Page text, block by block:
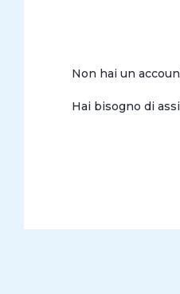
Non hai un
Hai bisogno di